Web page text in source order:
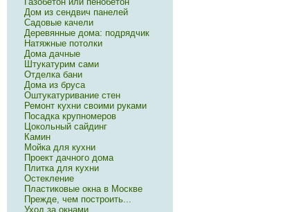
Дом из сендвич панелей
Садовые качели
Деревянные дома: подрядчик
Натяжные потолки
Дома дачные
Штукатурим сами
Отделка бани
Дома из бруса
Оштукатуривание стен
Ремонт кухни своими руками
Посадка крупномеров
Цокольный сайдинг
Камин
Мойка для кухни
Проект дачного дома
Плитка для кухни
Остекление
Пластиковые окна в Москве
Прежде, чем построить...
Уход за окнами